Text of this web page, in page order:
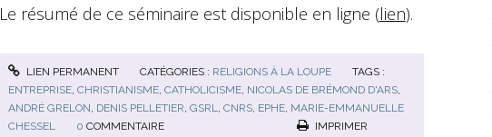
Le résumé de ce séminaire est disponible en ligne (lien).
LIEN PERMANENT CATÉGORIES : RELIGIONS À LA LOUPE
TAGS :
ENTREPRISE, CHRISTIANISME, CATHOLICISME, NICOLAS DE BRÉMOND D'ARS,
ANDRÉ GRELON, DENIS PELLETIER, GSRL, CNRS, EPHE, MARIE-EMMANUELLE
CHESSEL
0 COMMENTAIRE IMPRIMER